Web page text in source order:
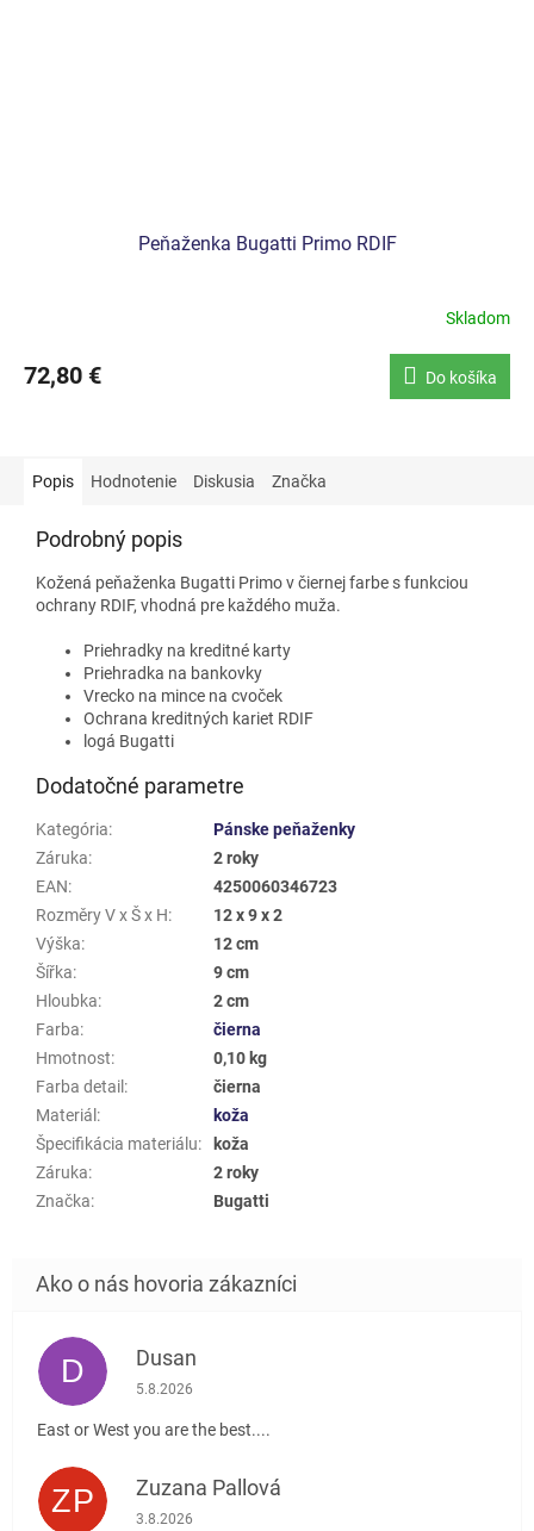
Peňaženka Bugatti Primo RDIF
Skladom
72,80 € Do košíka
Popis Hodnotenie Diskusia Značka
Podrobný popis
Kožená peňaženka Bugatti Primo v čiernej farbe s funkciou
ochrany RDIF, vhodná pre každého muža.
Priehradky na kreditné karty
Priehradka na bankovky
Vrecko na mince na cvoček
Ochrana kreditných kariet RDIF
logá Bugatti
Dodatočné parametre
Kategória:
Pánske peňaženky
Záruka:
2 roky
EAN:
4250060346723
Rozměry V x Š x H:
12 x 9 x 2
Výška:
12 cm
Šířka:
9 cm
Hloubka:
2 cm
Farba:
čierna
Hmotnost:
0,10 kg
Farba detail :
čierna
Materiál :
koža
Špecifikácia materiálu:
koža
Záruka:
2 roky
Značka: Bugatti
D Dusan
Hodnotenie obchodu je 5 z 5 hviezdičiek.
5.8.2026
East or West you are the best....
ZP Zuzana Pallová
Hodnotenie obchodu je 5 z 5 hviezdičiek.
3.8.2026